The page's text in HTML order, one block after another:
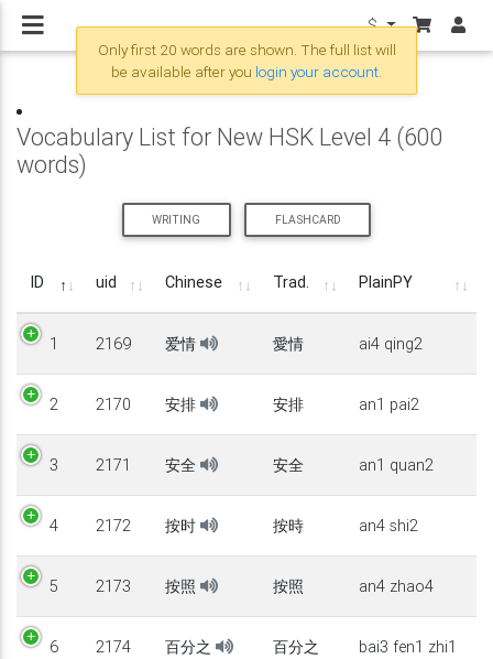
$
Vocabulary List for New HSK Level 4 (600
words)
WRITING FLASHCARD
ID uid Chinese Trad. PlainPY
1 2169 爱情 愛情 ai4 qing2
2 2170 安排 安排 an1 pai2
3 2171 安全 安全 an1 quan2
4 2172 按时 按時 an4 shi2
5 2173 按照 按照 an4 zhao4
6 2174 百分之 百分之 bai3 fen1 zhi1
Only first 20 words are shown. The full list will
be available after you login your account.